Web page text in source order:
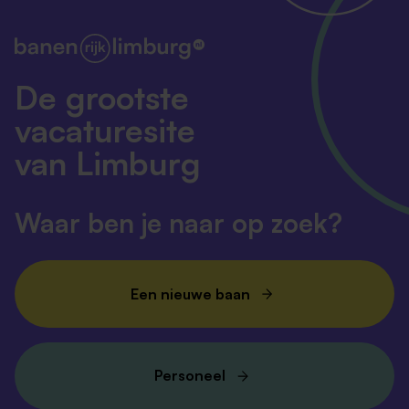
De grootste
vacaturesite
van Limburg
Waar ben je naar op zoek?
Een nieuwe baan
Personeel